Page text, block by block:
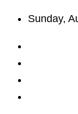
Skip
content
Sunday,